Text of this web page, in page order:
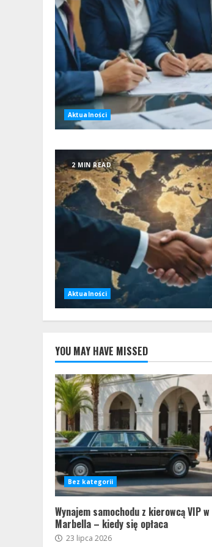
Aktualności
2 MIN READ
Aktualności
YOU MAY HAVE MISSED
Bez kategorii
Wynajem samochodu z kierowcą VIP w
Marbella – kiedy się opłaca
23 lipca 2026